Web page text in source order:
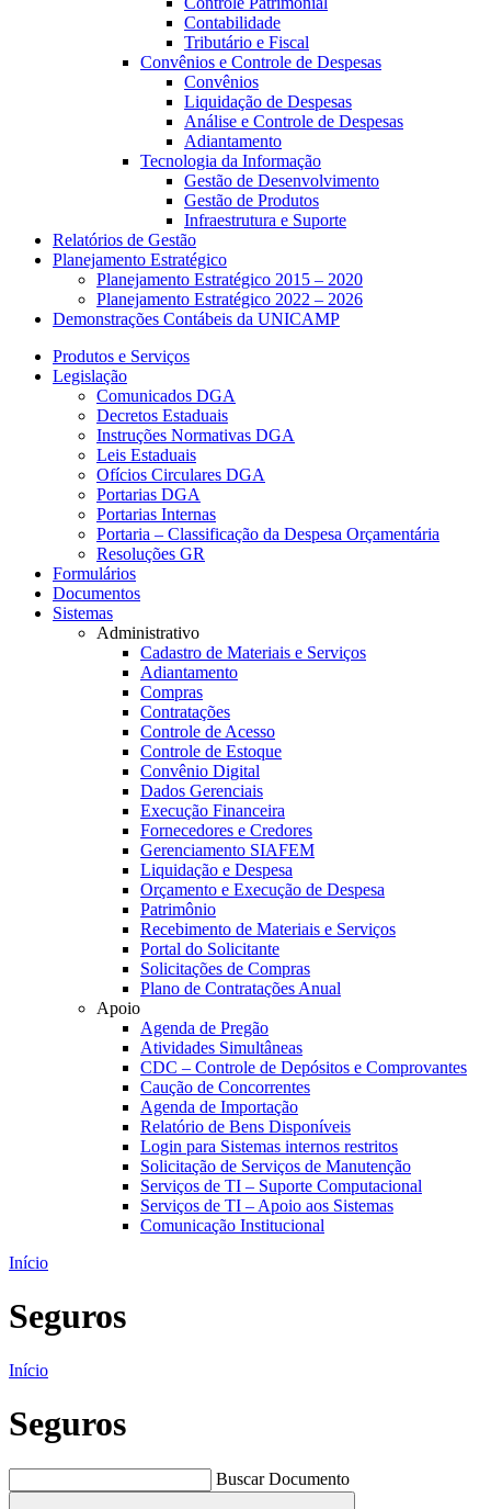
Contabilidade
Tributário e Fiscal
Convênios e Controle de Despesas
Convênios
Liquidação de Despesas
Análise e Controle de Despesas
Adiantamento
Tecnologia da Informação
Gestão de Desenvolvimento
Gestão de Produtos
Infraestrutura e Suporte
Relatórios de Gestão
Planejamento Estratégico
Planejamento Estratégico 2015 – 2020
Planejamento Estratégico 2022 – 2026
Demonstrações Contábeis da UNICAMP
Produtos e Serviços
Legislação
Comunicados DGA
Decretos Estaduais
Instruções Normativas DGA
Leis Estaduais
Ofícios Circulares DGA
Portarias DGA
Portarias Internas
Portaria – Classificação da Despesa Orçamentária
Resoluções GR
Formulários
Documentos
Sistemas
Administrativo
Cadastro de Materiais e Serviços
Adiantamento
Compras
Contratações
Controle de Acesso
Controle de Estoque
Convênio Digital
Dados Gerenciais
Execução Financeira
Fornecedores e Credores
Gerenciamento SIAFEM
Liquidação e Despesa
Orçamento e Execução de Despesa
Patrimônio
Recebimento de Materiais e Serviços
Portal do Solicitante
Solicitações de Compras
Plano de Contratações Anual
Apoio
Agenda de Pregão
Atividades Simultâneas
CDC – Controle de Depósitos e Comprovantes
Caução de Concorrentes
Agenda de Importação
Relatório de Bens Disponíveis
Login para Sistemas internos restritos
Solicitação de Serviços de Manutenção
Serviços de TI – Suporte Computacional
Serviços de TI – Apoio aos Sistemas
Comunicação Institucional
Início
Seguros
Início
Seguros
Buscar Documento